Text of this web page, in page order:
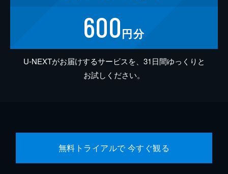
600円分
U-NEXTがお届けするサービスを、31日間ゆっくりと
お試しください。
無料トライアルで 今すぐ観る